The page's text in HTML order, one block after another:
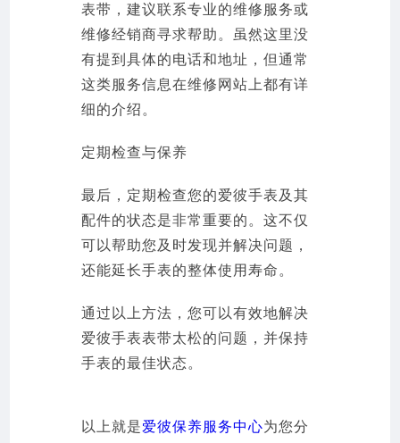
表带，建议联系专业的维修服务或
维修经销商寻求帮助。虽然这里没
有提到具体的电话和地址，但通常
这类服务信息在维修网站上都有详
细的介绍。
定期检查与保养
最后，定期检查您的爱彼手表及其
配件的状态是非常重要的。这不仅
可以帮助您及时发现并解决问题，
还能延长手表的整体使用寿命。
通过以上方法，您可以有效地解决
爱彼手表表带太松的问题，并保持
手表的最佳状态。
以上就是爱彼保养服务中心为您分